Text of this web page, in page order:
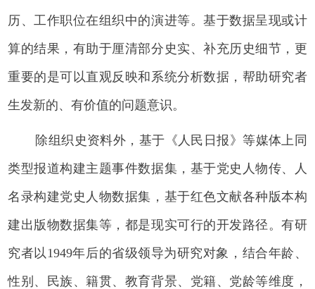
历、工作职位在组织中的演进等。基于数据呈现或计
算的结果，有助于厘清部分史实、补充历史细节，更
重要的是可以直观反映和系统分析数据，帮助研究者
生发新的、有价值的问题意识。
除组织史资料外，基于《人民日报》等媒体上同
类型报道构建主题事件数据集，基于党史人物传、人
名录构建党史人物数据集，基于红色文献各种版本构
建出版物数据集等，都是现实可行的开发路径。有研
究者以1949年后的省级领导为研究对象，结合年龄、
性别、民族、籍贯、教育背景、党籍、党龄等维度，